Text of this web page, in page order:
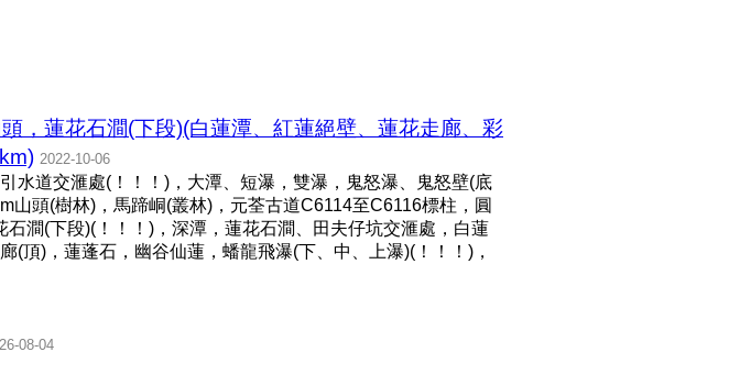
，蓮花石澗(下段)(白蓮潭、紅蓮絕壁、蓮花走廊、彩
2022-10-06
水道交滙處(！！！)，大潭、短瀑，雙瀑，鬼怒瀑、鬼怒壁(底
頭(樹林)，馬蹄峒(叢林)，元荃古道C6114至C6116標柱，圓
澗(下段)(！！！)，深潭，蓮花石澗、田夫仔坑交滙處，白蓮
頂)，蓮蓬石，幽谷仙蓮，蟠龍飛瀑(下、中、上瀑)(！！！)，
08-04